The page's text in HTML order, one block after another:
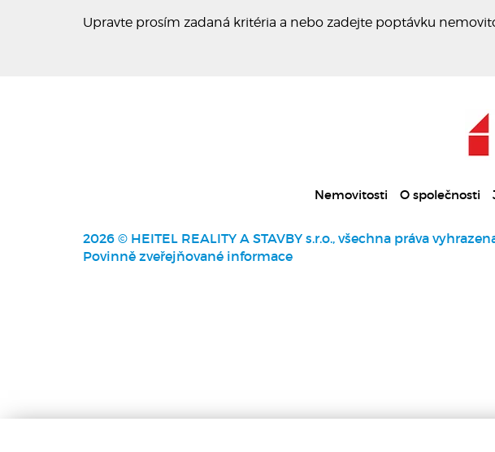
Upravte prosím zadaná kritéria a nebo zadejte poptávku
Nemovitosti O společnosti
2026 © HEITEL REALITY A STAVBY s.r.o., všechna práva vyhrazena
Povinně zveřejňované informace